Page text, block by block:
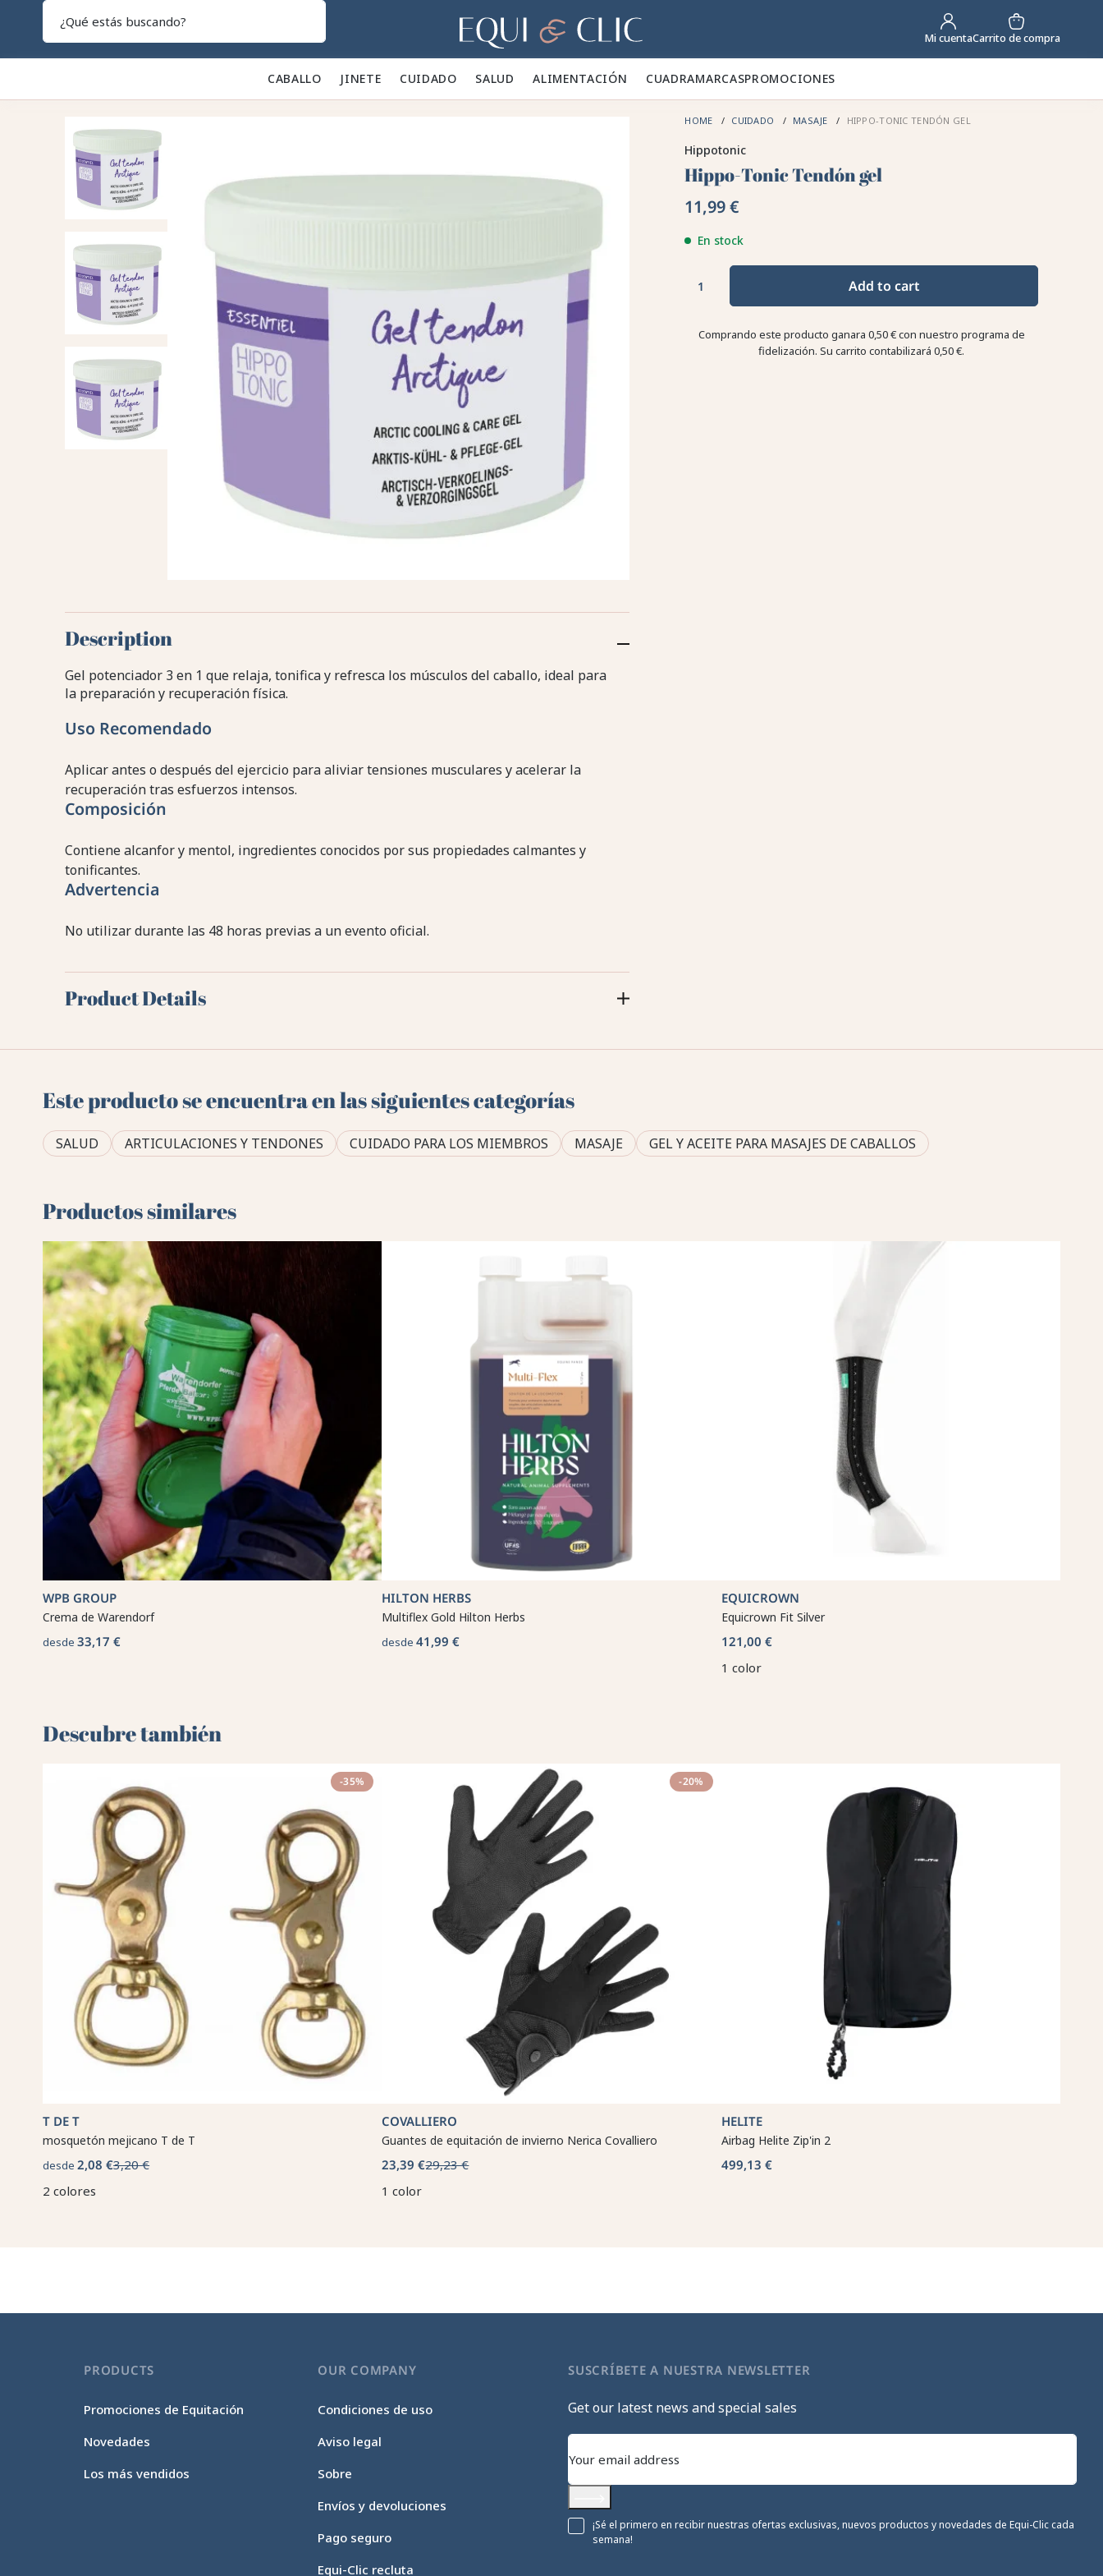
Hogar Mi cuentaCarrito de compra
CABALLO 🐎 JINETE 👕 CUIDADO 🪮 SALUD ✨ALIMENTACIÓN 🥕 CUADRAMARCASPROMOCIONES
HOME CUIDADO MASAJE HIPPO-TONIC TENDÓN GEL
Hippotonic
Hippo-Tonic Tendón gel
11,99 €
En stock
Add to cart
Comprando este producto ganara 0,50 €con nuestro programa de
fidelización. Su carrito contabilizará0,50 €.
Description
Gel potenciador 3 en 1 que relaja, tonifica y refresca los músculos del caballo, ideal para
la preparación y recuperación física.
Uso Recomendado
Aplicar antes o después del ejercicio para aliviar tensiones musculares y acelerar la
recuperación tras esfuerzos intensos.
Composición
Contiene alcanfor y mentol, ingredientes conocidos por sus propiedades calmantes y
tonificantes.
Advertencia
No utilizar durante las 48 horas previas a un evento oficial.
Product Details
Este producto se encuentra en las siguientes categorías
SALUD ARTICULACIONES Y TENDONES CUIDADO PARA LOS MIEMBROS MASAJE GEL Y ACEITE PARA MASAJES DE CABALLOS
Productos similares
WPB GROUP
Crema de Warendorf
desde33,17 €
HILTON HERBS
Multiflex Gold Hilton Herbs
desde41,99 €
EQUICROWN
Equicrown Fit Silver
121,00 €
1 color
Descubre también 🌻
-35%
T DE T
mosquetón mejicano T de T
desde2,08 €3,20 €
2 colores
-20%
COVALLIERO
Guantes de equitación de invierno Nerica Covalliero
23,39 €29,23 €
1 color
HELITE
Airbag Helite Zip'in 2
499,13 €
PRODUCTS
Promociones de Equitación
Novedades
Los más vendidos
OUR COMPANY
Condiciones de uso
Aviso legal
Sobre
Envíos y devoluciones
Pago seguro
Equi-Clic recluta
SUSCRÍBETE A NUESTRA NEWSLETTER
Get our latest news and special sales
Subscribe
¡Sé el primero en recibir nuestras ofertas exclusivas, nuevos productos y novedades de Equi-Clic cada
semana!